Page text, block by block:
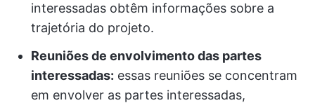
interessadas obtêm informações sobre a
trajetória do projeto.
Reuniões de envolvimento das partes
interessadas: essas reuniões se concentram
em envolver as partes interessadas,